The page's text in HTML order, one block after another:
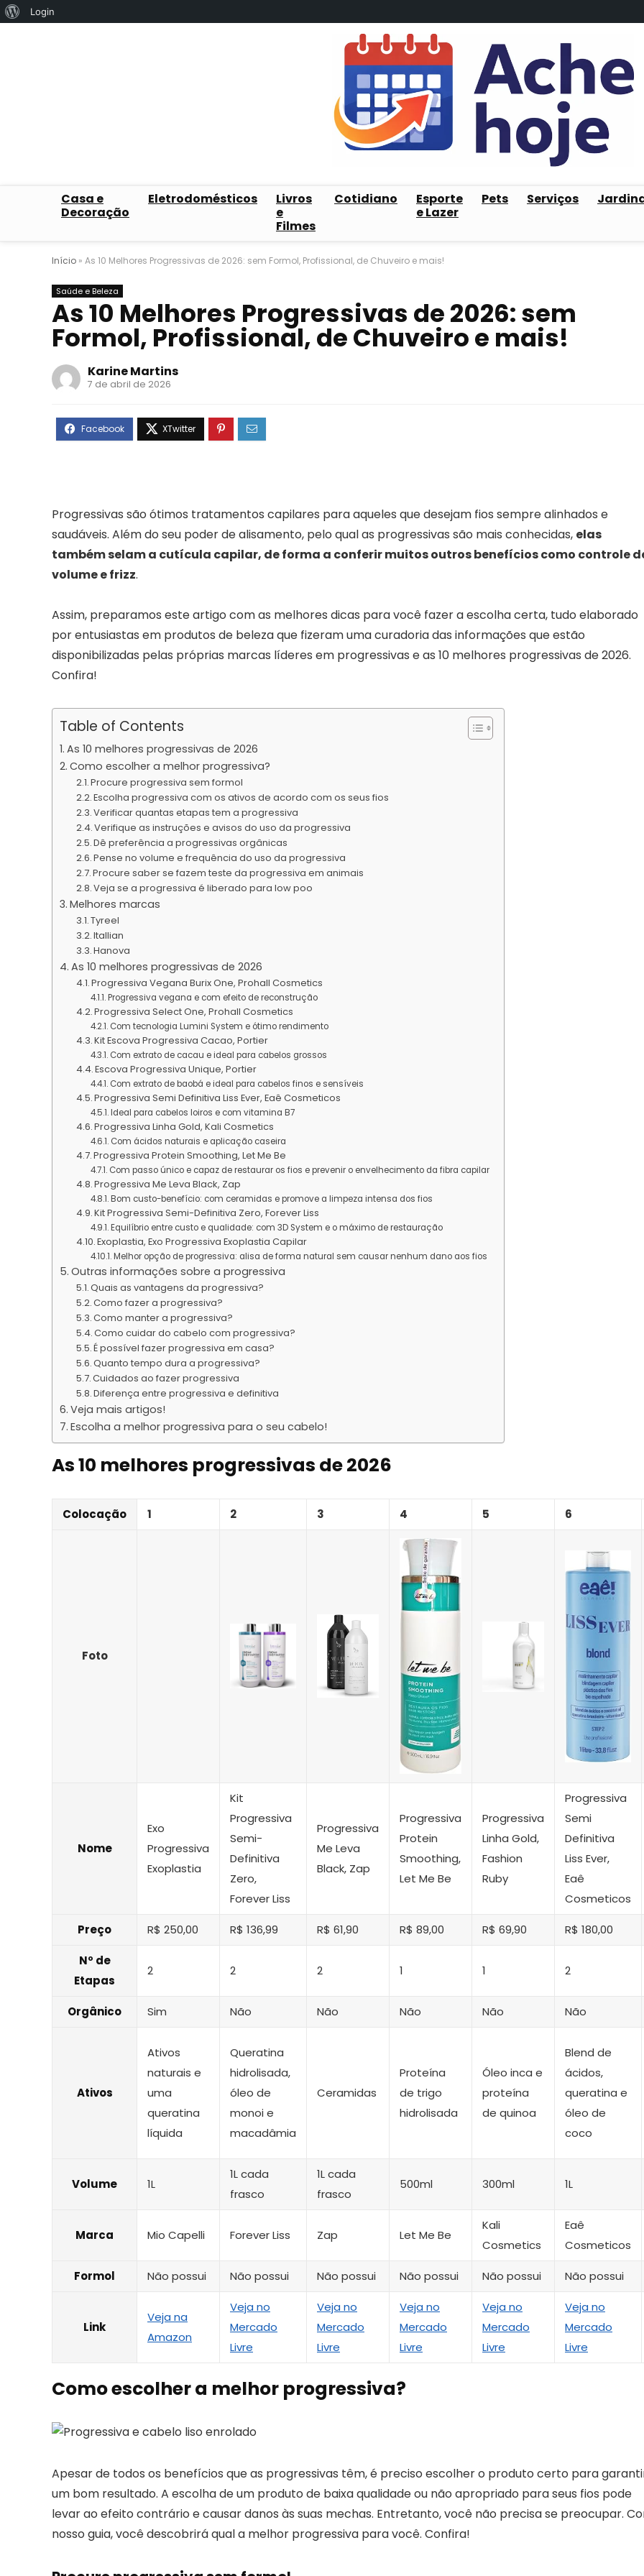
Sobre
Login
Casa e
Decoração
Eletrodomésticos
Livros
e
Filmes
Cotidiano
Esporte
e Lazer
Pets Serviços
Início » As 10 Melhores Progressivas de 2026: sem Formol, Profissional, de Chuveiro e mais!
Saúde e Beleza
As 10 Melhores Progressivas de 2026: sem
Formol, Profissional, de Chuveiro e mais!
Karine Martins
7 de abril de 2026
Progressivas são ótimos tratamentos capilares para aqueles que desejam fios sempre alinhados e
saudáveis. Além do seu poder de alisamento, pelo qual as progressivas são mais conhecidas, elas
também selam a cutícula capilar, de forma a conferir muitos outros benefícios como controle
volume e frizz.
Assim, preparamos este artigo com as melhores dicas para você fazer a escolha certa, tudo elaborado
por entusiastas em produtos de beleza que fizeram uma curadoria das informações que estão
disponibilizadas pelas próprias marcas líderes em progressivas e as 10 melhores progressivas de 2026.
Confira!
Table of Contents
As 10 melhores progressivas de 2026
Como escolher a melhor progressiva?
Procure progressiva sem formol
Escolha progressiva com os ativos de acordo com os seus fios
Verificar quantas etapas tem a progressiva
Verifique as instruções e avisos do uso da progressiva
Dê preferência a progressivas orgânicas
Pense no volume e frequência do uso da progressiva
Procure saber se fazem teste da progressiva em animais
Veja se a progressiva é liberado para low poo
Melhores marcas
Tyreel
Itallian
Hanova
As 10 melhores progressivas de 2026
Progressiva Vegana Burix One, Prohall Cosmetics
Progressiva vegana e com efeito de reconstrução
Progressiva Select One, Prohall Cosmetics
Com tecnologia Lumini System e ótimo rendimento
Kit Escova Progressiva Cacao, Portier
Com extrato de cacau e ideal para cabelos grossos
Escova Progressiva Unique, Portier
Com extrato de baobá e ideal para cabelos finos e sensíveis
Progressiva Semi Definitiva Liss Ever, Eaê Cosmeticos
Ideal para cabelos loiros e com vitamina B7
Progressiva Linha Gold, Kali Cosmetics
Com ácidos naturais e aplicação caseira
Progressiva Protein Smoothing, Let Me Be
Com passo único e capaz de restaurar os fios e prevenir o envelhecimento da fibra capilar
Progressiva Me Leva Black, Zap
Bom custo-benefício: com ceramidas e promove a limpeza intensa dos fios
Kit Progressiva Semi-Definitiva Zero, Forever Liss
Equilíbrio entre custo e qualidade: com 3D System e o máximo de restauração
Exoplastia, Exo Progressiva Exoplastia Capilar
Melhor opção de progressiva: alisa de forma natural sem causar nenhum dano aos fios
Outras informações sobre a progressiva
Quais as vantagens da progressiva?
Como fazer a progressiva?
Como manter a progressiva?
Como cuidar do cabelo com progressiva?
É possível fazer progressiva em casa?
Quanto tempo dura a progressiva?
Cuidados ao fazer progressiva
Diferença entre progressiva e definitiva
Veja mais artigos!
Escolha a melhor progressiva para o seu cabelo!
As 10 melhores progressivas de 2026
Colocação 1 2 3 4 5 6
Foto
Nome
Exo
Progressiva
Exoplastia
Kit
Progressiva
Semi-
Definitiva
Zero,
Forever Liss
Progressiva
Me Leva
Black, Zap
Progressiva
Protein
Smoothing,
Let Me Be
Progressiva
Linha Gold,
Fashion
Ruby
Progressiva
Semi
Definitiva
Liss Ever,
Eaê
Cosmeticos
Preço R$ 250,00 R$ 136,99 R$ 61,90 R$ 89,00 R$ 69,90 R$ 180,00
Nº de
Etapas
2 2 2 1 1 2
Orgânico Sim Não Não Não Não Não
Ativos
Ativos
naturais e
uma
queratina
líquida
Queratina
hidrolisada,
óleo de
monoi e
macadâmia
Ceramidas
Proteína
de trigo
hidrolisada
Óleo inca e
proteína
de quinoa
Blend de
ácidos,
queratina e
óleo de
coco
Volume 1L
1L cada
frasco
1L cada
frasco
500ml 300ml 1L
Marca Mio Capelli Forever Liss Zap Let Me Be
Kali
Cosmetics
Eaê
Cosmeticos
Formol Não possui Não possui Não possui Não possui Não possui Não possui
Link
Veja na
Amazon
Veja no
Mercado
Livre
Veja no
Mercado
Livre
Veja no
Mercado
Livre
Veja no
Mercado
Livre
Veja no
Mercado
Livre
Como escolher a melhor progressiva?
Apesar de todos os benefícios que as progressivas têm, é preciso escolher o produto certo para
um bom resultado. A escolha de um produto de baixa qualidade ou não apropriado para seus fios pode
levar ao efeito contrário e causar danos às suas mechas. Entretanto, você não precisa se preocupar.
nosso guia, você descobrirá qual a melhor progressiva para você. Confira!